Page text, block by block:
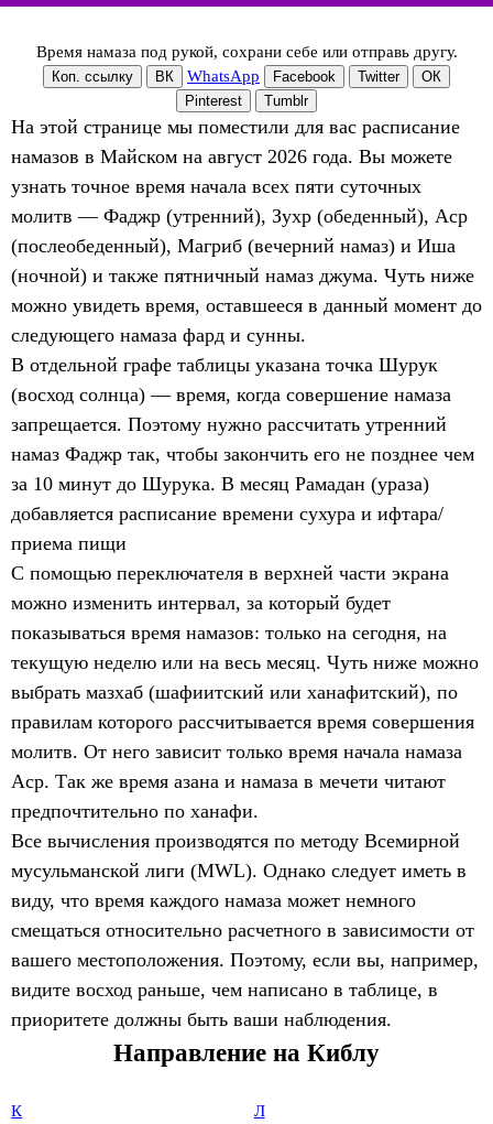
Время намаза под рукой, сохрани себе или отправь другу.
Коп. ссылку ВК WhatsApp Facebook Twitter
ОК
Pinterest
Tumblr
На этой странице мы поместили для вас расписание
намазов в Майском на август 2026 года. Вы можете
узнать точное время начала всех пяти суточных
молитв — Фаджр (утренний), Зухр (обеденный), Аср
(послеобеденный), Магриб (вечерний намаз) и Иша
(ночной) и также пятничный намаз джума. Чуть ниже
можно увидеть время, оставшееся в данный момент до
следующего намаза фард и сунны.
В отдельной графе таблицы указана точка Шурук
(восход солнца) — время, когда совершение намаза
запрещается. Поэтому нужно рассчитать утренний
намаз Фаджр так, чтобы закончить его не позднее чем
за 10 минут до Шурука. В месяц Рамадан (ураза)
добавляется расписание времени сухура и ифтара/
приема пищи
С помощью переключателя в верхней части экрана
можно изменить интервал, за который будет
показываться время намазов: только на сегодня, на
текущую неделю или на весь месяц. Чуть ниже можно
выбрать мазхаб (шафиитский или ханафитский), по
правилам которого рассчитывается время совершения
молитв. От него зависит только время начала намаза
Аср. Так же время азана и намаза в мечети читают
предпочтительно по ханафи.
Все вычисления производятся по методу Всемирной
мусульманской лиги (MWL). Однако следует иметь в
виду, что время каждого намаза может немного
смещаться относительно расчетного в зависимости от
вашего местоположения. Поэтому, если вы, например,
видите восход раньше, чем написано в таблице, в
приоритете должны быть ваши наблюдения.
Направление на Киблу
К
Л